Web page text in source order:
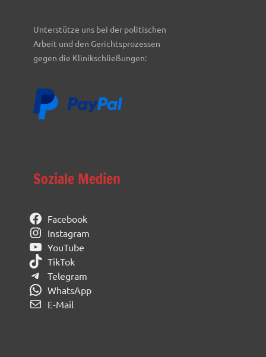
Unterstütze uns bei der politischen
Arbeit und den Gerichtsprozessen
gegen die Klinikschließungen:
Soziale Medien
Facebook
Instagram
YouTube
TikTok
Telegram
WhatsApp
E-Mail